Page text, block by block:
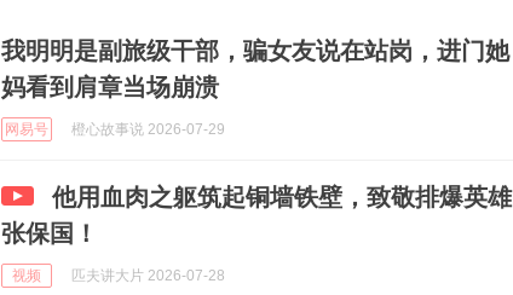
我明明是副旅级干部，骗女友说在站岗，进门她
妈看到肩章当场崩溃
网易号 橙心故事说 2026-07-29
他用血肉之躯筑起铜墙铁壁，致敬排爆英雄
张保国！
视频 匹夫讲大片 2026-07-28